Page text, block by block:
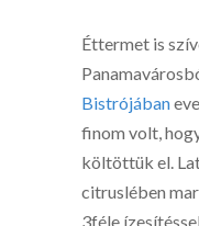
Éttermet is
Bistrójában
finom volt,
költöttük el.
citruslében
3féle